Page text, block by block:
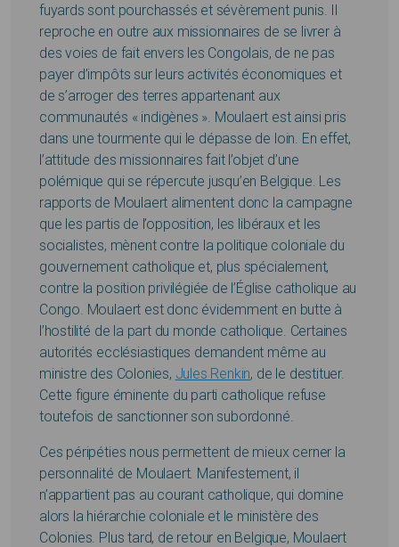
fuyards sont pourchassés et sévèrement punis. Il
reproche en outre aux missionnaires de se livrer à
des voies de fait envers les Congolais, de ne pas
payer d’impôts sur leurs activités économiques et
de s’arroger des terres appartenant aux
communautés « indigènes ». Moulaert est ainsi pris
dans une tourmente qui le dépasse de loin. En effet,
l’attitude des missionnaires fait l’objet d’une
polémique qui se répercute jusqu’en Belgique. Les
rapports de Moulaert alimentent donc la campagne
que les partis de l’opposition, les libéraux et les
socialistes, mènent contre la politique coloniale du
gouvernement catholique et, plus spécialement,
contre la position privilégiée de l’Église catholique au
Congo. Moulaert est donc évidemment en butte à
l’hostilité de la part du monde catholique. Certaines
autorités ecclésiastiques demandent même au
ministre des Colonies, Jules Renkin, de le destituer.
Cette figure éminente du parti catholique refuse
toutefois de sanctionner son subordonné.
Ces péripéties nous permettent de mieux cerner la
personnalité de Moulaert. Manifestement, il
n’appartient pas au courant catholique, qui domine
alors la hiérarchie coloniale et le ministère des
Colonies. Plus tard, de retour en Belgique, Moulaert